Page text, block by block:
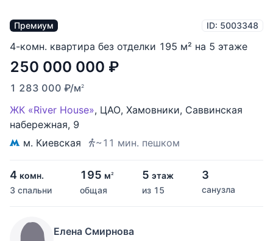
Премиум ID: 5003348
4-комн. квартира без отделки 195 м² на 5 этаже
250 000 000 ₽
1 283 000 ₽/м2
ЖК «River House», ЦАО, Хамовники, Саввинская
набережная, 9
м. Киевская
~11 мин. пешком
4 комн.
3 спальни
195 м2
общая
5 этаж
из 15
3
санузла
Елена Смирнова